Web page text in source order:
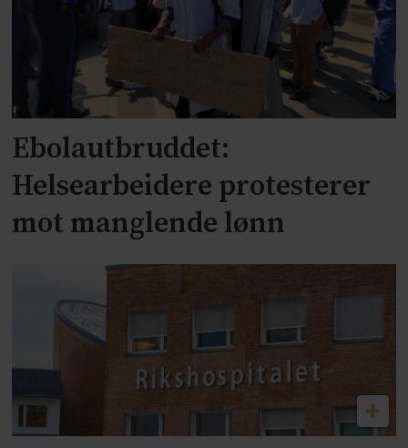
Ebolautbruddet:
Helsearbeidere protesterer
mot manglende lønn